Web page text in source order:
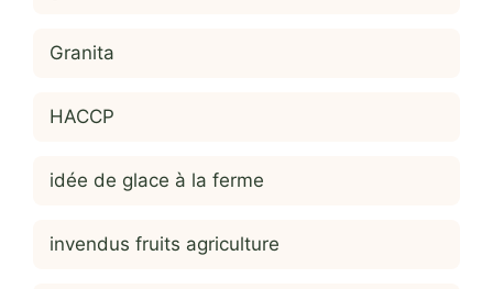
Granita
HACCP
idée de glace à la ferme
invendus fruits agriculture